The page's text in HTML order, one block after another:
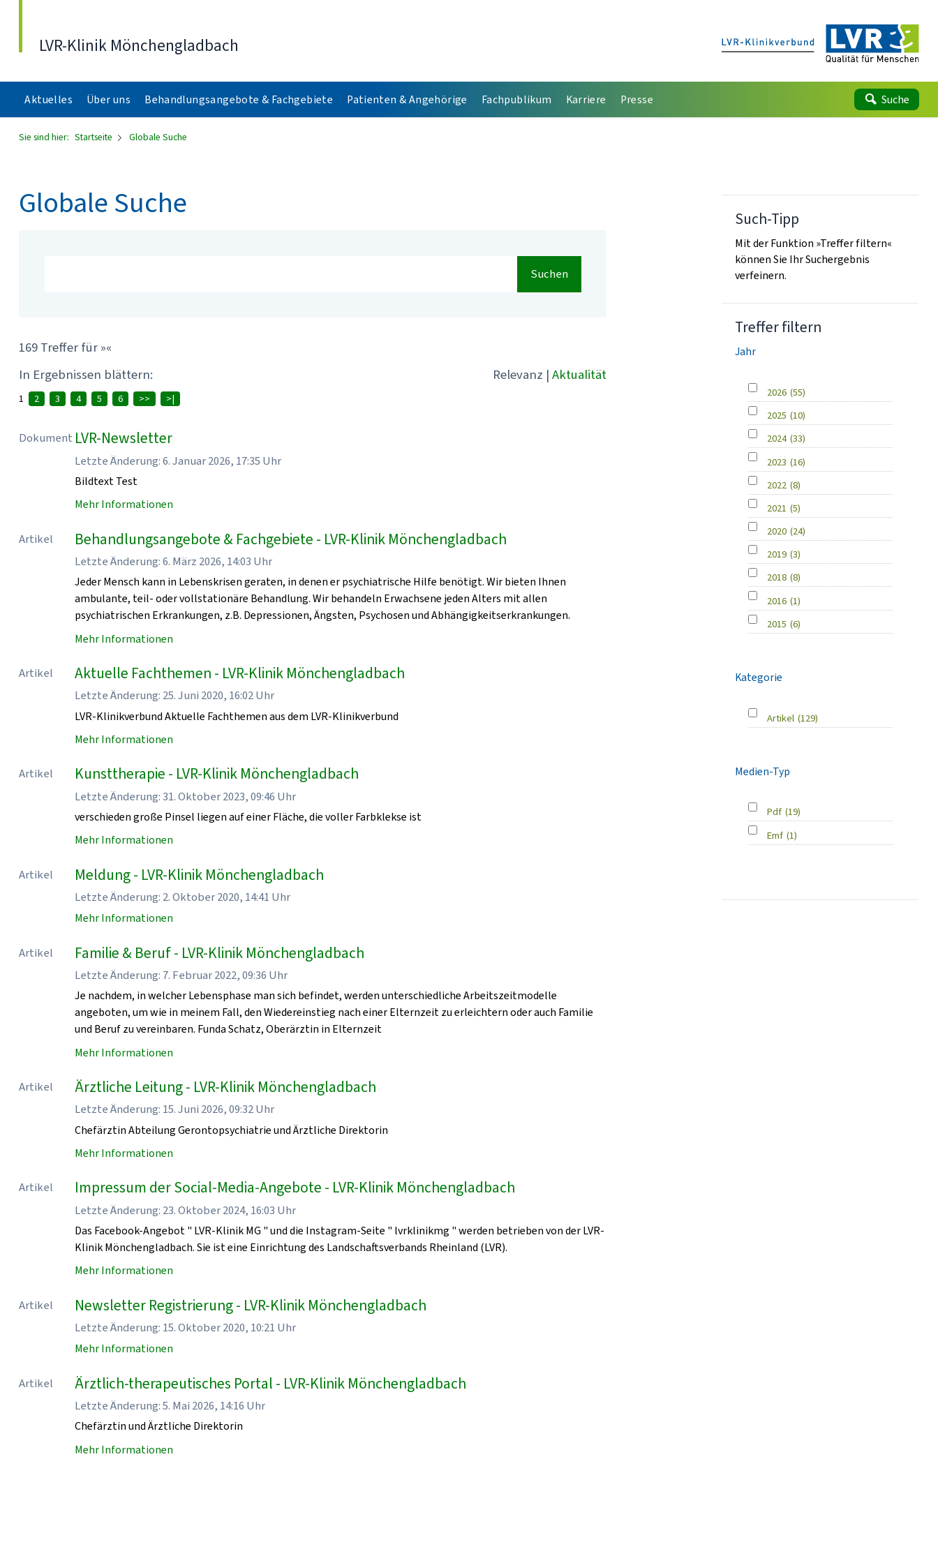
LVR-Klinik Mönchengladbach
Aktuelles Über uns Behandlungsangebote & Fachgebiete Patienten & Angehörige Fachpublikum Karriere Presse Suche
Sie sind hier: Startseite Globale Suche
Globale Suche
Suchen
169 Treffer für »«
In Ergebnissen blättern:
Relevanz | Aktualität
1 2 3 4 5 6 >> >|
Dokument LVR-Newsletter
Letzte Änderung: 6. Januar 2026, 17:35 Uhr
Bildtext Test
Mehr Informationen
Artikel Behandlungsangebote & Fachgebiete - LVR-Klinik Mönchengladbach
Letzte Änderung: 6. März 2026, 14:03 Uhr
Jeder Mensch kann in Lebenskrisen geraten, in denen er psychiatrische Hilfe benötigt. Wir bieten Ihnen
ambulante, teil- oder vollstationäre Behandlung. Wir behandeln Erwachsene jeden Alters mit allen
psychiatrischen Erkrankungen, z.B. Depressionen, Ängsten, Psychosen und Abhängigkeitserkrankungen.
Mehr Informationen
Artikel Aktuelle Fachthemen - LVR-Klinik Mönchengladbach
Letzte Änderung: 25. Juni 2020, 16:02 Uhr
LVR-Klinikverbund Aktuelle Fachthemen aus dem LVR-Klinikverbund
Mehr Informationen
Artikel Kunsttherapie - LVR-Klinik Mönchengladbach
Letzte Änderung: 31. Oktober 2023, 09:46 Uhr
verschieden große Pinsel liegen auf einer Fläche, die voller Farbklekse ist
Mehr Informationen
Artikel Meldung - LVR-Klinik Mönchengladbach
Letzte Änderung: 2. Oktober 2020, 14:41 Uhr
Mehr Informationen
Artikel Familie & Beruf - LVR-Klinik Mönchengladbach
Letzte Änderung: 7. Februar 2022, 09:36 Uhr
Je nachdem, in welcher Lebensphase man sich befindet, werden unterschiedliche Arbeitszeitmodelle
angeboten, um wie in meinem Fall, den Wiedereinstieg nach einer Elternzeit zu erleichtern oder auch Familie
und Beruf zu vereinbaren. Funda Schatz, Oberärztin in Elternzeit
Mehr Informationen
Artikel Ärztliche Leitung - LVR-Klinik Mönchengladbach
Letzte Änderung: 15. Juni 2026, 09:32 Uhr
Chefärztin Abteilung Gerontopsychiatrie und Ärztliche Direktorin
Mehr Informationen
Artikel Impressum der Social-Media-Angebote - LVR-Klinik Mönchengladbach
Letzte Änderung: 23. Oktober 2024, 16:03 Uhr
Das Facebook-Angebot " LVR-Klinik MG " und die Instagram-Seite " lvrklinikmg " werden betrieben von der LVR-
Klinik Mönchengladbach. Sie ist eine Einrichtung des Landschaftsverbands Rheinland (LVR).
Mehr Informationen
Artikel Newsletter Registrierung - LVR-Klinik Mönchengladbach
Letzte Änderung: 15. Oktober 2020, 10:21 Uhr
Mehr Informationen
Artikel Ärztlich-therapeutisches Portal - LVR-Klinik Mönchengladbach
Letzte Änderung: 5. Mai 2026, 14:16 Uhr
Chefärztin und Ärztliche Direktorin
Mehr Informationen
Such-Tipp
Mit der Funktion »Treffer filtern«
können Sie Ihr Suchergebnis
verfeinern.
Treffer filtern
Jahr
2026 (55)
2025 (10)
2024 (33)
2023 (16)
2022 (8)
2021 (5)
2020 (24)
2019 (3)
2018 (8)
2016 (1)
2015 (6)
Kategorie
Artikel (129)
Medien-Typ
Pdf (19)
Emf (1)